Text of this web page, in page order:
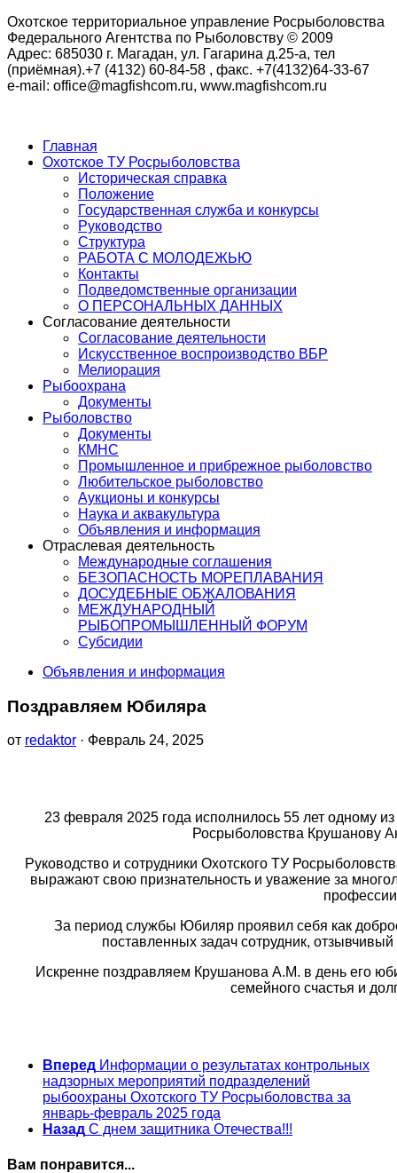
Охотское территориальное управление Росрыболовства
Федерального Агентства по Рыболовству © 2009
Адрес: 685030 г. Магадан, ул. Гагарина д.25-а, тел
(приёмная).+7 (4132) 60-84-58 , факс. +7(4132)64-33-67
e-mail: office@magfishcom.ru, www.magfishcom.ru
Главная
Охотское ТУ Росрыболовства
Историческая справка
Положение
Государственная служба и конкурсы
Руководство
Структура
РАБОТА С МОЛОДЕЖЬЮ
Контакты
Подведомственные организации
О ПЕРСОНАЛЬНЫХ ДАННЫХ
Согласование деятельности
Согласование деятельности
Искусственное воспроизводство ВБР
Мелиорация
Рыбоохрана
Документы
Рыболовство
Документы
КМНС
Промышленное и прибрежное рыболовство
Любительское рыболовство
Аукционы и конкурсы
Наука и аквакультура
Объявления и информация
Отраслевая деятельность
Международные соглашения
БЕЗОПАСНОСТЬ МОРЕПЛАВАНИЯ
ДОСУДЕБНЫЕ ОБЖАЛОВАНИЯ
МЕЖДУНАРОДНЫЙ
РЫБОПРОМЫШЛЕННЫЙ ФОРУМ
Субсидии
Объявления и информация
Поздравляем Юбиляра
от redaktor · Февраль 24, 2025
23 февраля 2025 года исполнилось 55 лет одному
Росрыболовства Крушанову
Руководство и сотрудники Охотского ТУ
выражают свою признательность и уважение за
За период службы Юбиляр проявил себя как
поставленных задач сотрудник,
Искренне поздравляем Крушанова А.М. в день его
семейного счастья и
Вперед Информации о результатах контрольных
надзорных мероприятий подразделений
рыбоохраны Охотского ТУ Росрыболовства за
январь-февраль 2025 года
Назад С днем защитника Отечества!!!
Вам понравится...